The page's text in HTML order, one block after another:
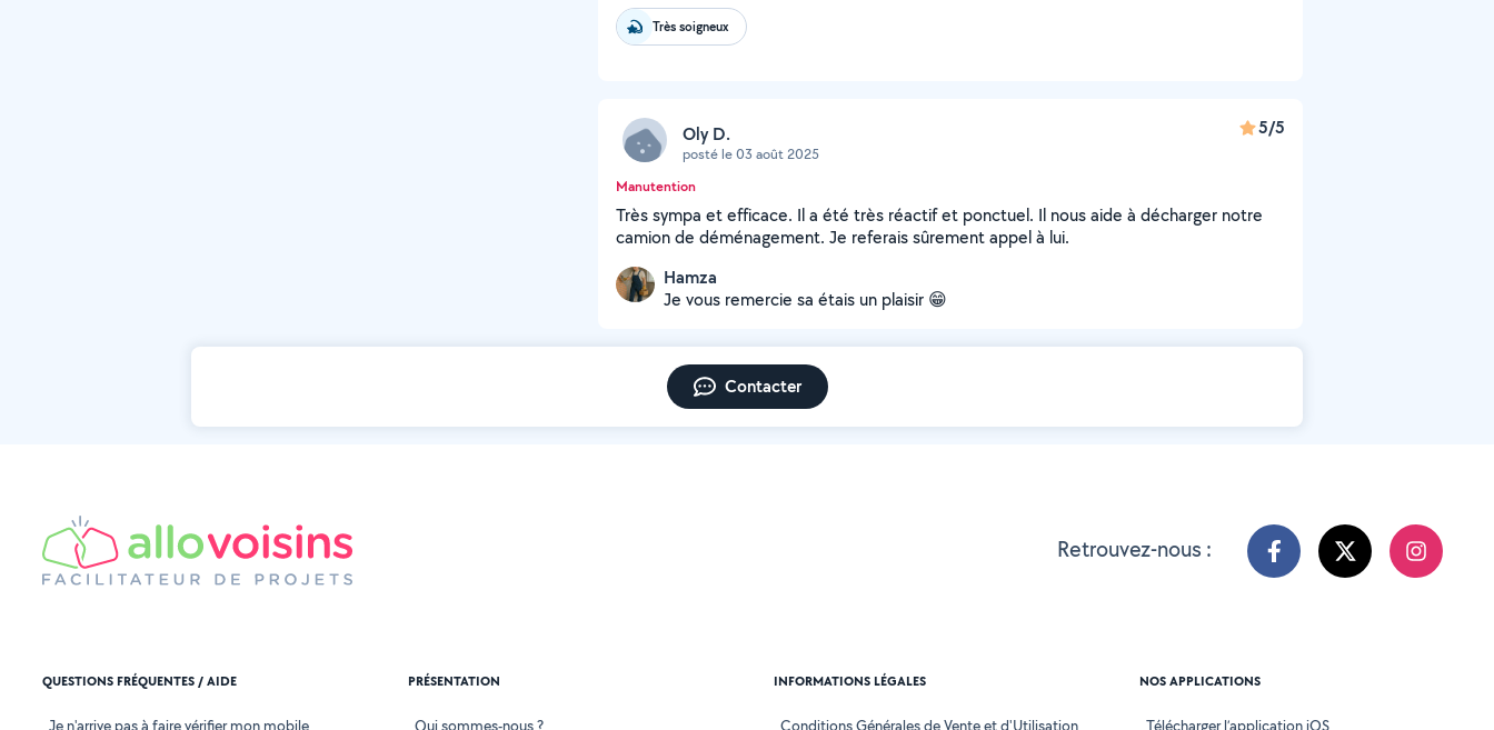
Très soigneux
Oly D.
posté le 03 août 2025
5/5
Manutention
Très sympa et efficace. Il a été très réactif et ponctuel. Il nous aide à décharger notre
camion de déménagement. Je referais sûrement appel à lui.
Hamza
Je vous remercie sa étais un plaisir 😁
Contacter
Retrouvez-nous :
QUESTIONS FRÉQUENTES / AIDE
Je n'arrive pas à faire vérifier mon mobile
PRÉSENTATION
Qui sommes-nous ?
INFORMATIONS LÉGALES
Conditions Générales de Vente et d'Utilisation
NOS APPLICATIONS
Télécharger l’application iOS